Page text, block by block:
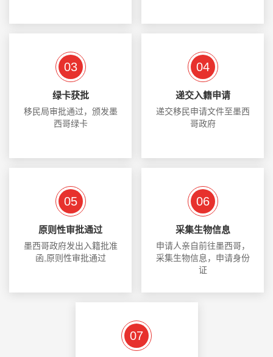
03
绿卡获批
移民局审批通过，颁发墨
西哥绿卡
04
递交入籍申请
递交移民申请文件至墨西
哥政府
05
原则性审批通过
墨西哥政府发出入籍批准
函,原则性审批通过
06
采集生物信息
申请人亲自前往墨西哥，
采集生物信息，申请身份
证
07